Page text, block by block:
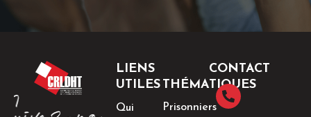
LIENS
UTILES
Qui
THÉMATIQUES
Prisonniers
CONTACT